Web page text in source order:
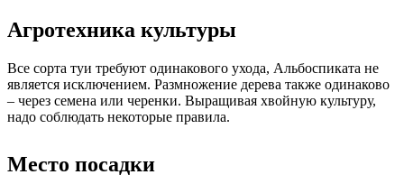
Агротехника культуры
Все сорта туи требуют одинакового ухода, Альбоспиката не
является исключением. Размножение дерева также одинаково
– через семена или черенки. Выращивая хвойную культуру,
надо соблюдать некоторые правила.
Место посадки